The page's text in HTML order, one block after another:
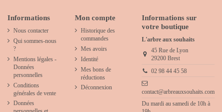
Informations
Nous contacter
Qui sommes-nous
?
Mentions légales -
Données
personnelles
Conditions
générales de vente
Données
Mon compte
Historique des
commandes
Mes avoirs
Identité
Mes bons de
réductions
Déconnexion
Informations sur
votre boutique
L'arbre aux souhaits
45 Rue de Lyon
29200 Brest
02 98 44 45 58
contact@arbreauxsouhaits.com
Du mardi au samedi de 10h à